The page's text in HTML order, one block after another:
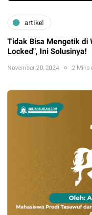
artikel
Tidak Bisa Mengetik di
Locked", Ini Solusinya!
November 20, 2024 2 Mins